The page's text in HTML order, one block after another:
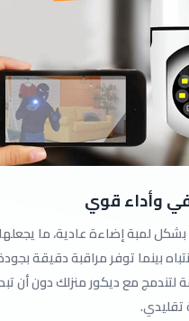
وأداء قوي
بشكل لمبة إضاءة عادية، ما يجعلها
بينما توفر مراقبة دقيقة
لتندمج مع ديكور منزلك دون أن
تقليدي.